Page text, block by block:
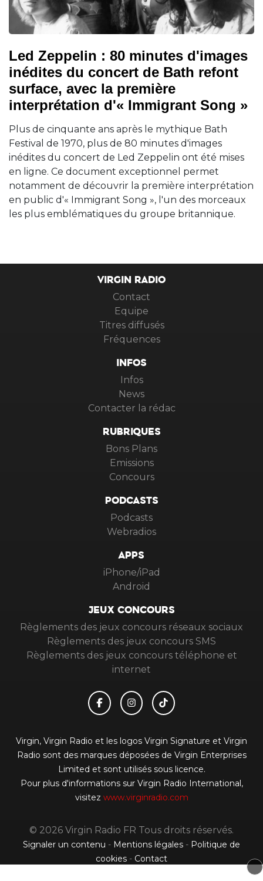
Led Zeppelin : 80 minutes d'images
inédites du concert de Bath refont
surface, avec la première
interprétation d'« Immigrant Song »
Plus de cinquante ans après le mythique Bath
Festival de 1970, plus de 80 minutes d'images
inédites du concert de Led Zeppelin ont été mises
en ligne. Ce document exceptionnel permet
notamment de découvrir la première interprétation
en public d'« Immigrant Song », l'un des morceaux
les plus emblématiques du groupe britannique.
VIRGIN RADIO
Contact
Equipe
Titres diffusés
Fréquences
INFOS
Infos
News
Contacter la rédac
RUBRIQUES
Bons Plans
Emissions
Concours
PODCASTS
Podcasts
Webradios
APPS
iPhone/iPad
Android
JEUX CONCOURS
Règlements des jeux concours réseaux sociaux
Règlements des jeux concours SMS
Règlements des jeux concours téléphone et
internet
Virgin, Virgin Radio et les logos Virgin Signature et Virgin
Radio sont des marques déposées de Virgin Enterprises
Limited et sont utilisés sous licence.
Pour plus d'informations sur Virgin Radio International,
visitez www.virginradio.com
© 2026 Virgin Radio FR Tous droits réservés.
Signaler un contenu - Mentions légales - Politique de
cookies - Contact